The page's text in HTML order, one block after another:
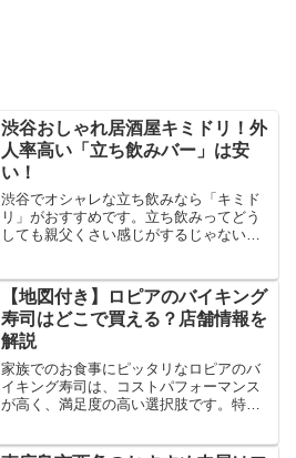
渋谷おしゃれ居酒屋キミドリ！外
人率高い「立ち飲みバー」は安
い！
渋谷でオシャレな立ち飲みなら「キミド
リ」がおすすめです。立ち飲みってどう
しても親父くさい感じがするじゃないで
てるし、店内も自然派な雰囲気が満載な
んです。しかも客層もさす...
【地図付き】ロピアのバイキング
寿司はどこで買える？店舗情報を
解説
家族でのお食事にピッタリなロピアのバ
イキング寿司は、コストパフォーマンス
が高く、満足度の高い選択肢です。特に